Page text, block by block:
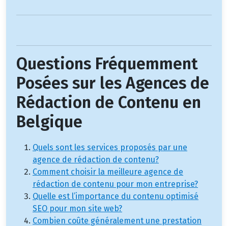
Questions Fréquemment
Posées sur les Agences de
Rédaction de Contenu en
Belgique
Quels sont les services proposés par une
agence de rédaction de contenu?
Comment choisir la meilleure agence de
rédaction de contenu pour mon entreprise?
Quelle est l’importance du contenu optimisé
SEO pour mon site web?
Combien coûte généralement une prestation